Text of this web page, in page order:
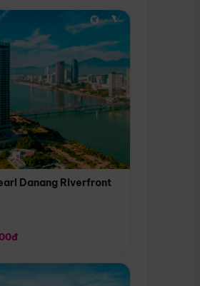
Danang Riverfront